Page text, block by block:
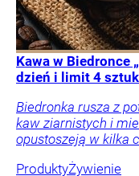
Kawa w Biedronce
dzień i limit 4
Biedronka rusza z
kaw ziarnistych i
opustoszeją w kilka
ProduktyŻywienie